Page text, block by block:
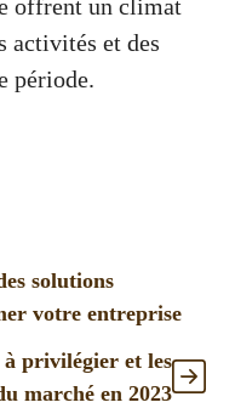
offrent un climat
activités et des
période.
solutions
votre entreprise
privilégier et les
marché en 2023